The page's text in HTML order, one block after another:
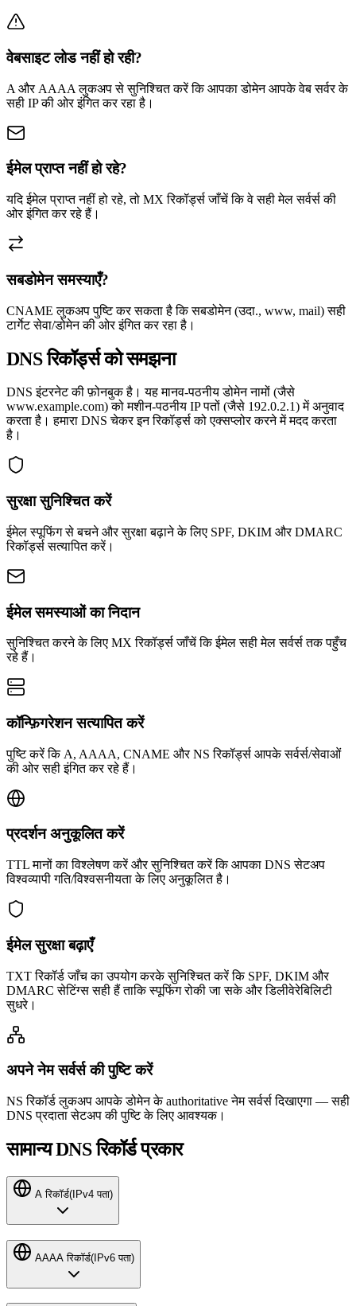
वेबसाइट लोड नहीं हो रही?
A और AAAA लुकअप से सुनिश्चित करें कि आपका डोमेन आपके वेब सर्वर के
सही IP की ओर इंगित कर रहा है।
ईमेल प्राप्त नहीं हो रहे?
यदि ईमेल प्राप्त नहीं हो रहे, तो MX रिकॉर्ड्स जाँचें कि वे सही मेल सर्वर्स की
ओर इंगित कर रहे हैं।
सबडोमेन समस्याएँ?
CNAME लुकअप पुष्टि कर सकता है कि सबडोमेन (उदा., www, mail) सही
टार्गेट सेवा/डोमेन की ओर इंगित कर रहा है।
DNS रिकॉर्ड्स को समझना
DNS इंटरनेट की फ़ोनबुक है। यह मानव-पठनीय डोमेन नामों (जैसे
www.example.com) को मशीन-पठनीय IP पतों (जैसे 192.0.2.1) में अनुवाद
करता है। हमारा DNS चेकर इन रिकॉर्ड्स को एक्सप्लोर करने में मदद करता
है।
सुरक्षा सुनिश्चित करें
ईमेल स्पूफिंग से बचने और सुरक्षा बढ़ाने के लिए SPF, DKIM और DMARC
रिकॉर्ड्स सत्यापित करें।
ईमेल समस्याओं का निदान
सुनिश्चित करने के लिए MX रिकॉर्ड्स जाँचें कि ईमेल सही मेल सर्वर्स तक पहुँच
रहे हैं।
कॉन्फ़िगरेशन सत्यापित करें
पुष्टि करें कि A, AAAA, CNAME और NS रिकॉर्ड्स आपके सर्वर्स/सेवाओं
की ओर सही इंगित कर रहे हैं।
प्रदर्शन अनुकूलित करें
TTL मानों का विश्लेषण करें और सुनिश्चित करें कि आपका DNS सेटअप
विश्वव्यापी गति/विश्वसनीयता के लिए अनुकूलित है।
ईमेल सुरक्षा बढ़ाएँ
TXT रिकॉर्ड जाँच का उपयोग करके सुनिश्चित करें कि SPF, DKIM और
DMARC सेटिंग्स सही हैं ताकि स्पूफिंग रोकी जा सके और डिलीवेरेबिलिटी
सुधरे।
अपने नेम सर्वर्स की पुष्टि करें
NS रिकॉर्ड लुकअप आपके डोमेन के authoritative नेम सर्वर्स दिखाएगा — सही
DNS प्रदाता सेटअप की पुष्टि के लिए आवश्यक।
सामान्य DNS रिकॉर्ड प्रकार
A रिकॉर्ड( IPv4 पता)
AAAA रिकॉर्ड(IPv6 पता)